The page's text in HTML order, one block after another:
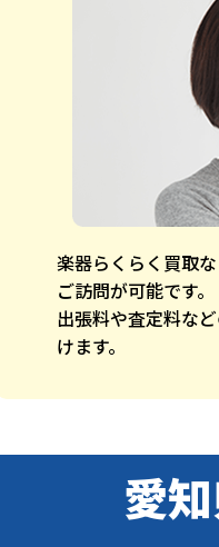
楽器らくらく買取
ご訪問が可能です。
出張料や査定料な
けます。
愛